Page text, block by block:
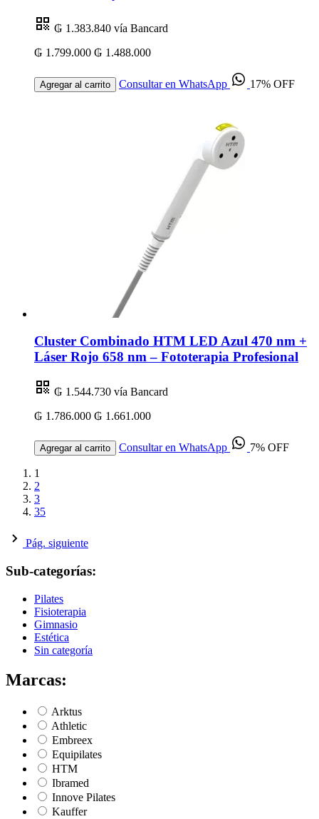
₲ 1.383.840 vía Bancard
₲ 1.799.000 ₲ 1.488.000
Agregar al carrito Consultar en WhatsApp 17% OFF
Cluster Combinado HTM LED Azul 470 nm +
Láser Rojo 658 nm – Fototerapia Profesional
₲ 1.544.730 vía Bancard
₲ 1.786.000 ₲ 1.661.000
Agregar al carrito Consultar en WhatsApp 7% OFF
1
2
3
35
Pág. siguiente
Sub-categorías:
Pilates
Fisioterapia
Gimnasio
Estética
Sin categoría
Marcas:
Arktus
Athletic
Embreex
Equipilates
HTM
Ibramed
Innove Pilates
Kauffer